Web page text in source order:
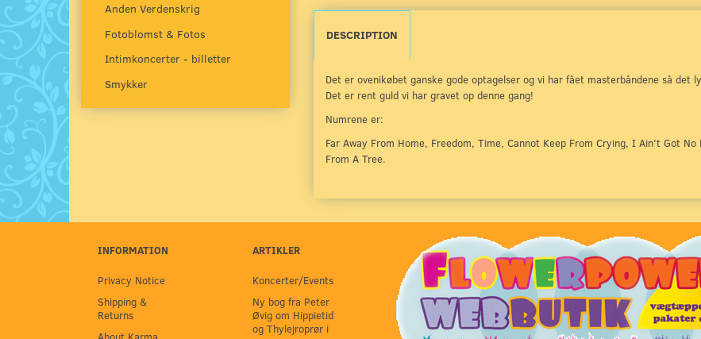
Anden Verdenskrig
Fotoblomst & Fotos
Intimkoncerter - billetter
Smykker
DESCRIPTION
Det er ovenikøbet ganske gode optagelser og vi har fået masterbåndene så det
Det er rent guld vi har gravet op denne gang!
Numrene er:
Far Away From Home, Freedom, Time, Cannot Keep From Crying, I Ain't Got
From A Tree.
INFORMATION
Privacy Notice
Shipping &
Returns
ARTIKLER
Koncerter/Events
Ny bog fra Peter
Øvig om Hippietid
og Thylejroprør i